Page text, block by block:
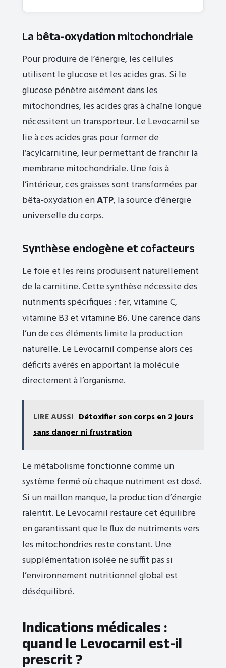
La bêta-oxydation mitochondriale
Pour produire de l’énergie, les cellules
utilisent le glucose et les acides gras. Si le
glucose pénètre aisément dans les
mitochondries, les acides gras à chaîne longue
nécessitent un transporteur. Le Levocarnil se
lie à ces acides gras pour former de
l’acylcarnitine, leur permettant de franchir la
membrane mitochondriale. Une fois à
l’intérieur, ces graisses sont transformées par
bêta-oxydation enATP, la source d’énergie
universelle du corps.
Synthèse endogène et cofacteurs
Le foie et les reins produisent naturellement
de la carnitine. Cette synthèse nécessite des
nutriments spécifiques : fer, vitamine C,
vitamine B3 et vitamine B6. Une carence dans
l’un de ces éléments limite la production
naturelle. Le Levocarnil compense alors ces
déficits avérés en apportant la molécule
directement à l’organisme.
LIRE AUSSI Détoxifier son corps en 2 jours
sans danger ni frustration
Le métabolisme fonctionne comme un
système fermé où chaque nutriment est dosé.
Si un maillon manque, la production d’énergie
ralentit. Le Levocarnil restaure cet équilibre
en garantissant que le flux de nutriments vers
les mitochondries reste constant. Une
supplémentation isolée ne suffit pas si
l’environnement nutritionnel global est
déséquilibré.
Indications médicales :
quand le Levocarnil est-il
prescrit ?